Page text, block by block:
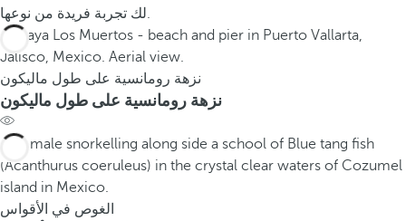
لك تجربة فريدة من نوعها.
نزهة رومانسية على طول ماليكون
نزهة رومانسية على طول ماليكون
الغوص في الأقواس